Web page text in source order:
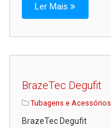
ContactosLer Mais
BrazeTec Degufit
Tubagens e Acessórios
BrazeTec Degufit